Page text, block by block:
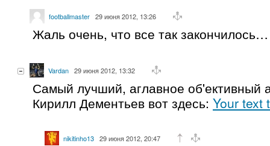
footballmaster 29 июня 2012, 13:26
Жаль очень, что все так закончилось…
Vardan 29 июня 2012, 13:32
Самый лучший, аглавное об'ективный
Кирилл Дементьев вот здесь: Your text
nikitinho13 29 июня 2012, 20:47